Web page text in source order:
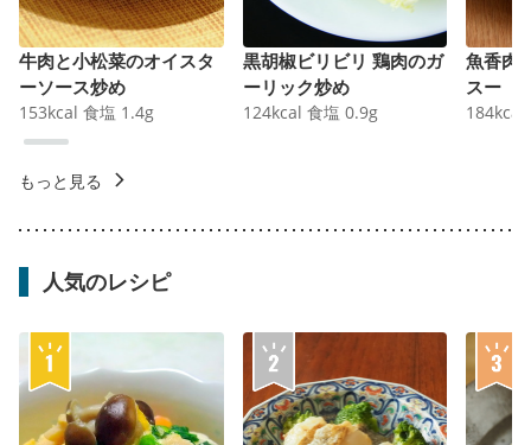
牛肉と小松菜のオイスタ
ーソース炒め
153kcal 食塩 1.4g
黒胡椒ビリビリ 鶏肉のガ
ーリック炒め
124kcal 食塩 0.9g
魚香肉
スー
184kcal
もっと見る
人気のレシピ